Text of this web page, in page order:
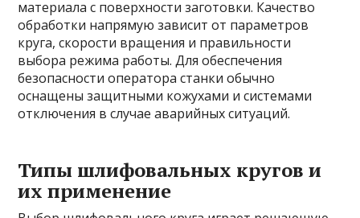
материала с поверхности заготовки. Качество
обработки напрямую зависит от параметров
круга, скорости вращения и правильности
выбора режима работы. Для обеспечения
безопасности оператора станки обычно
оснащены защитными кожухами и системами
отключения в случае аварийных ситуаций.
Типы шлифовальных кругов и
их применение